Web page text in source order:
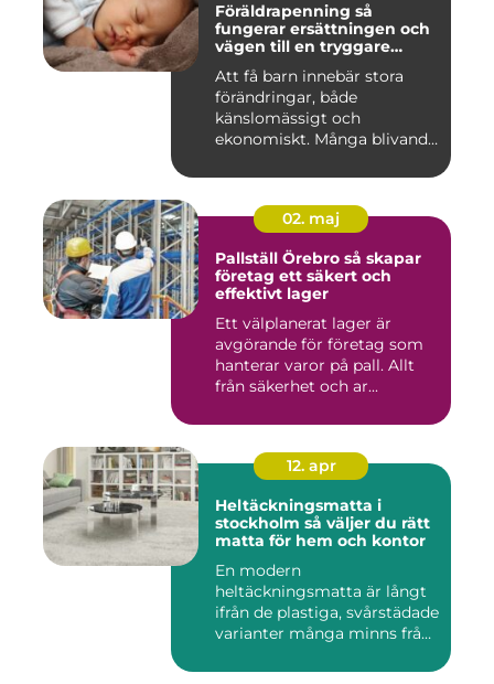
Föräldrapenning så
fungerar ersättningen och
vägen till en tryggare
Att få barn innebär stora
förändringar, både
känslomässigt och
ekonomiskt. Många blivande
02. maj
Pallställ Örebro så skapar
företag ett säkert och
effektivt lager
Ett välplanerat lager är
avgörande för företag som
hanterar varor på pall. Allt
från säkerhet och ar...
12. apr
Heltäckningsmatta i
stockholm så väljer du rätt
matta för hem och kontor
En modern
heltäckningsmatta är långt
ifrån de plastiga, svårstädade
varianter många minns från